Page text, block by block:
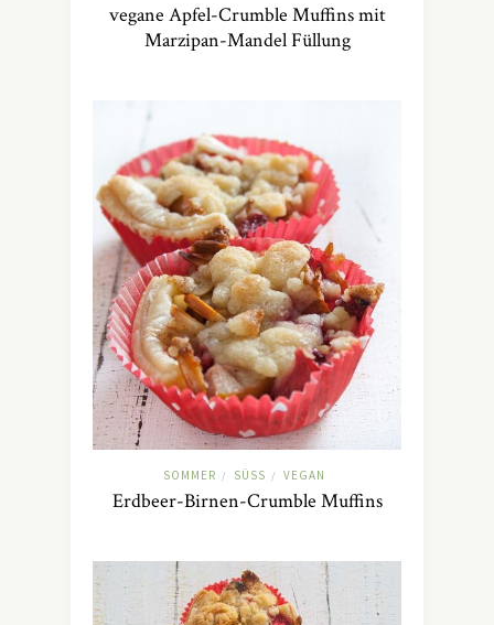
vegane Apfel-Crumble Muffins mit
Marzipan-Mandel Füllung
SOMMER / SÜSS / VEGAN
Erdbeer-Birnen-Crumble Muffins